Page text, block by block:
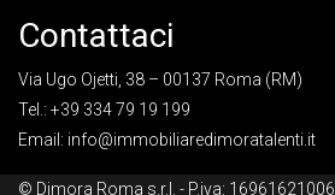
Contattaci
Via Ugo Ojetti, 38 – 00137 Roma (RM)
Tel.: +39 334 79 19 199
Email: info@immobiliaredimoratalenti.it
© Dimora Roma s.r.l. - P.iva: 16961621006